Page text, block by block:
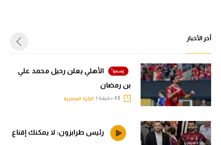
أخر الأخبار
الأهلي يعلن رحيل محمد علي
بن رمضان
الكرة المصرية
رئيس طرابزون: لا يمكنك إقناع